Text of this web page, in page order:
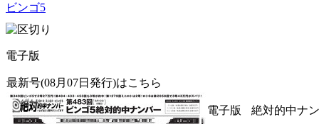
ビンゴ5
電子版
最新号(08月07日発行)はこちら
電子版 絶対的中ナ